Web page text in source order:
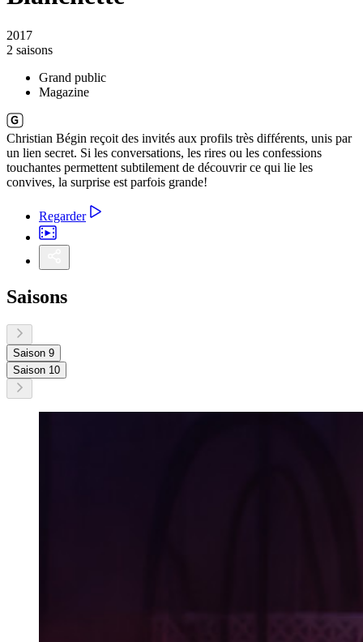
2017
2 saisons
Grand public
Magazine
Christian Bégin reçoit des invités aux profils très différents, unis par
un lien secret. Si les conversations, les rires ou les confessions
touchantes permettent subtilement de découvrir ce qui lie les
convives, la surprise est parfois grande!
Regarder
Saisons
Saison 9
Saison 10